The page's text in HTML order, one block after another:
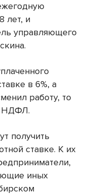
лет, и
управляющего
в 6%, а
работу, то
НДФЛ.
получить
ставке. К их
иных